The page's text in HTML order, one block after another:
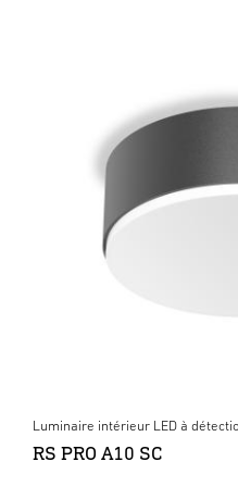
Luminaire intérieur LED à
RS PRO A10 SC